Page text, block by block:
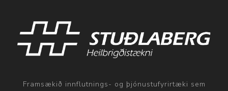
Framsækið innflutnings- og þjónustufyrirtæki sem